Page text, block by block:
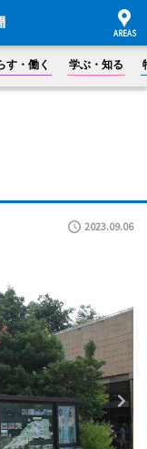
す・働く 学ぶ・知る
2023.09.06